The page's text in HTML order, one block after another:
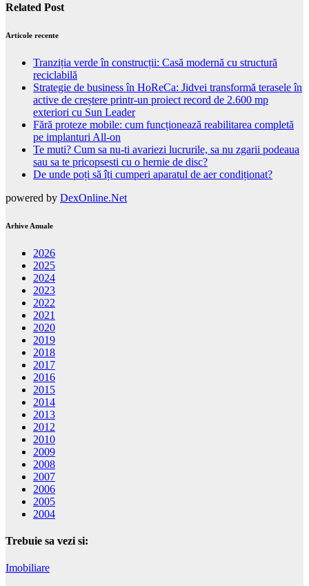
Related Post
Articole recente
Tranziția verde în construcții: Casă modernă cu structură
reciclabilă
Strategie de business în HoReCa: Jidvei transformă terasele în
active de creștere printr-un proiect record de 2.600 mp
exteriori cu Sun Leader
Fără proteze mobile: cum funcționează reabilitarea completă
pe implanturi All-on
Te muti? Cum sa nu-ti avariezi lucrurile, sa nu zgarii podeaua
sau sa te pricopsesti cu o hernie de disc?
De unde poți să îți cumperi aparatul de aer condiționat?
powered by DexOnline.Net
Arhive Anuale
2026
2025
2024
2023
2022
2021
2020
2019
2018
2017
2016
2015
2014
2013
2012
2010
2009
2008
2007
2006
2005
2004
Trebuie sa vezi si:
Imobiliare